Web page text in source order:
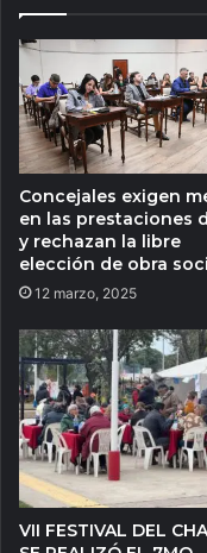
Concejales exigen
en las prestaciones
y rechazan la libre
elección de obra
12 marzo, 2025
VII FESTIVAL DEL